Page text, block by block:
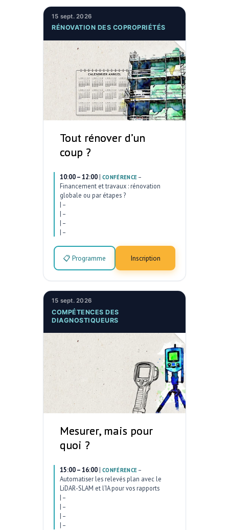
15 sept. 2026
RÉNOVATION DES COPROPRIÉTÉS
Tout rénover d’un
coup ?
10:00 – 12:00 | CONFÉRENCE –
Financement et travaux : rénovation
globale ou par étapes ?
| –
| –
| –
| –
📋 Programme Inscription
15 sept. 2026
COMPÉTENCES DES
DIAGNOSTIQUEURS
Mesurer, mais pour
quoi ?
15:00 – 16:00 | CONFÉRENCE –
Automatiser les relevés plan avec le
LiDAR-SLAM et l’IA pour vos rapports
| –
| –
| –
| –